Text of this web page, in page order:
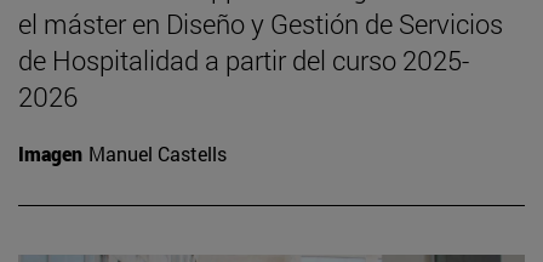
el máster en Diseño y Gestión de Servicios
de Hospitalidad a partir del curso 2025-
2026
Imagen Manuel Castells